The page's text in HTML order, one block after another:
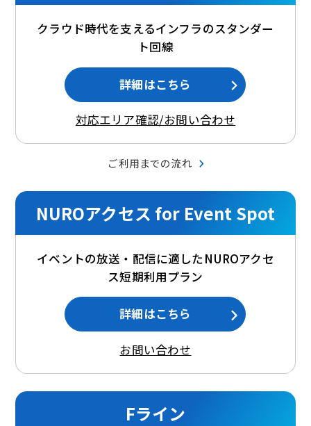
クラウド時代を支えるインフラのスタンダー
ト回線
詳細はこちら
対応エリア確認/お問い合わせ
ご利用までの流れ
NUROアクセス for Event Spot
イベントの放送・配信に適したNUROアクセ
ス短期利用プラン
詳細はこちら
お問い合わせ
Fライン